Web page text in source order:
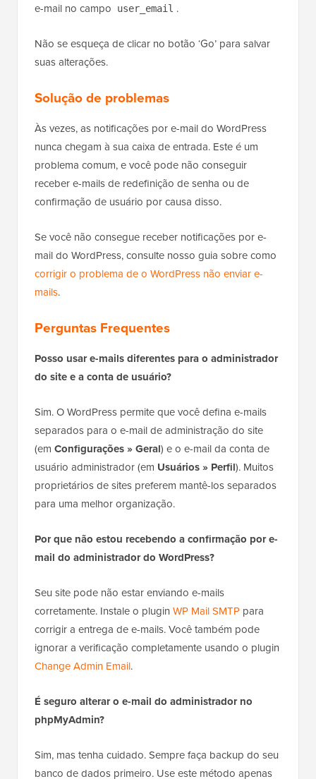
e-mail no campo user_email .
Não se esqueça de clicar no botão ‘Go’ para salvar
suas alterações.
Solução de problemas
Às vezes, as notificações por e-mail do WordPress
nunca chegam à sua caixa de entrada. Este é um
problema comum, e você pode não conseguir
receber e-mails de redefinição de senha ou de
confirmação de usuário por causa disso.
Se você não consegue receber notificações por e-
mail do WordPress, consulte nosso guia sobre como
corrigir o problema de o WordPress não enviar e-
mails.
Perguntas Frequentes
Posso usar e-mails diferentes para o administrador
do site e a conta de usuário?
Sim. O WordPress permite que você defina e-mails
separados para o e-mail de administração do site
(em Configurações » Geral) e o e-mail da conta de
usuário administrador (em Usuários » Perfil). Muitos
proprietários de sites preferem mantê-los separados
para uma melhor organização.
Por que não estou recebendo a confirmação por e-
mail do administrador do WordPress?
Seu site pode não estar enviando e-mails
corretamente. Instale o plugin WP Mail SMTP para
corrigir a entrega de e-mails. Você também pode
ignorar a verificação completamente usando o plugin
Change Admin Email.
É seguro alterar o e-mail do administrador no
phpMyAdmin?
Sim, mas tenha cuidado. Sempre faça backup do seu
banco de dados primeiro. Use este método apenas